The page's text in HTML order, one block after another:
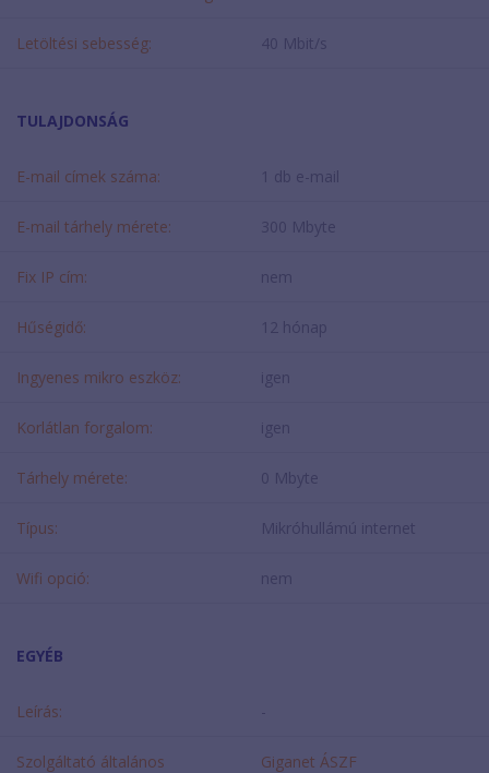
Letöltési sebesség: 40 Mbit/s
TULAJDONSÁG
E-mail címek száma: 1 db e-mail
E-mail tárhely mérete: 300 Mbyte
Fix IP cím: nem
Hűségidő: 12 hónap
Ingyenes mikro eszköz: igen
Korlátlan forgalom: igen
Tárhely mérete: 0 Mbyte
Típus: Mikróhullámú internet
Wifi opció: nem
EGYÉB
Leírás: -
Szolgáltató általános
Giganet ÁSZF